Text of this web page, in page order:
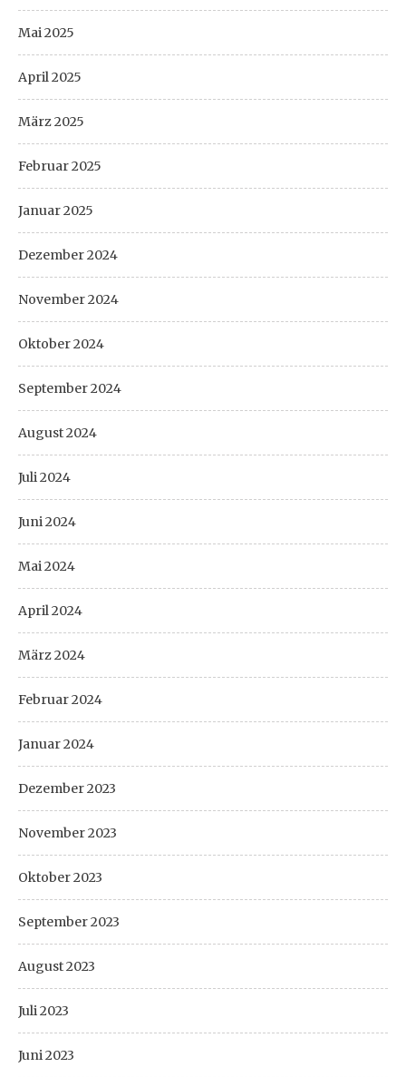
Mai 2025
April 2025
März 2025
Februar 2025
Januar 2025
Dezember 2024
November 2024
Oktober 2024
September 2024
August 2024
Juli 2024
Juni 2024
Mai 2024
April 2024
März 2024
Februar 2024
Januar 2024
Dezember 2023
November 2023
Oktober 2023
September 2023
August 2023
Juli 2023
Juni 2023